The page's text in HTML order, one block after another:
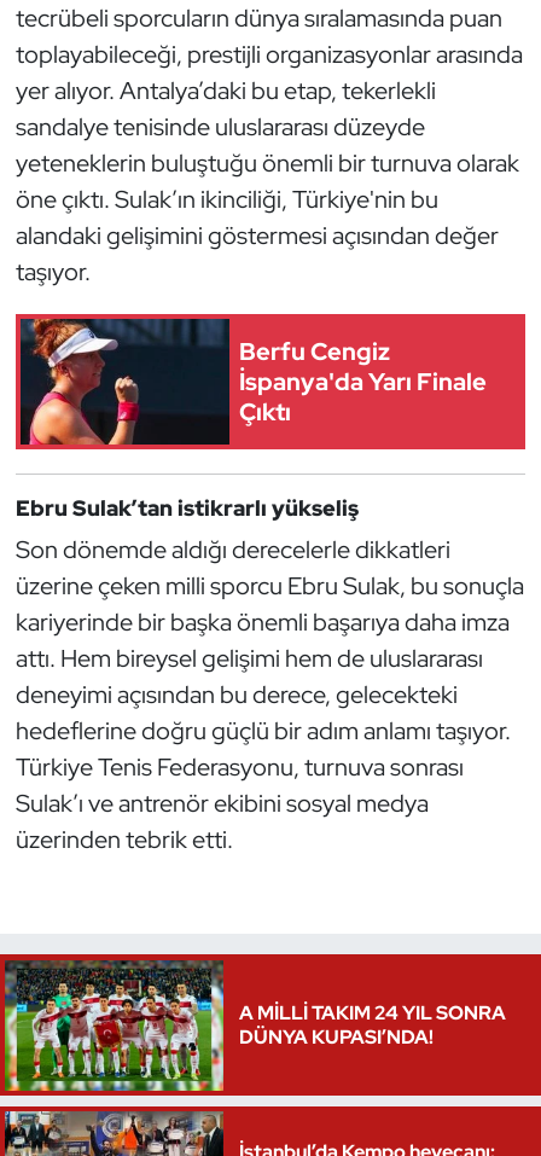
tecrübeli sporcuların dünya sıralamasında puan
toplayabileceği, prestijli organizasyonlar arasında
yer alıyor. Antalya’daki bu etap, tekerlekli
sandalye tenisinde uluslararası düzeyde
yeteneklerin buluştuğu önemli bir turnuva olarak
öne çıktı. Sulak’ın ikinciliği, Türkiye'nin bu
alandaki gelişimini göstermesi açısından değer
taşıyor.
Berfu Cengiz
İspanya'da Yarı Finale
Çıktı
Ebru Sulak’tan istikrarlı yükseliş
Son dönemde aldığı derecelerle dikkatleri
üzerine çeken milli sporcu Ebru Sulak, bu sonuçla
kariyerinde bir başka önemli başarıya daha imza
attı. Hem bireysel gelişimi hem de uluslararası
deneyimi açısından bu derece, gelecekteki
hedeflerine doğru güçlü bir adım anlamı taşıyor.
Türkiye Tenis Federasyonu, turnuva sonrası
Sulak’ı ve antrenör ekibini sosyal medya
üzerinden tebrik etti.
A MİLLİ TAKIM 24 YIL SONRA
DÜNYA KUPASI’NDA!
Kayak
Kempo
Kick Boks
Kürek
Masa Tenisi
Modern Pentatlon
Motor Sporları
Optimist
Oryantiring
Özel Sporcular
Paralimpik
Ragbi
Su Topu
Sualtı Sporları
Tekvando
Tenis